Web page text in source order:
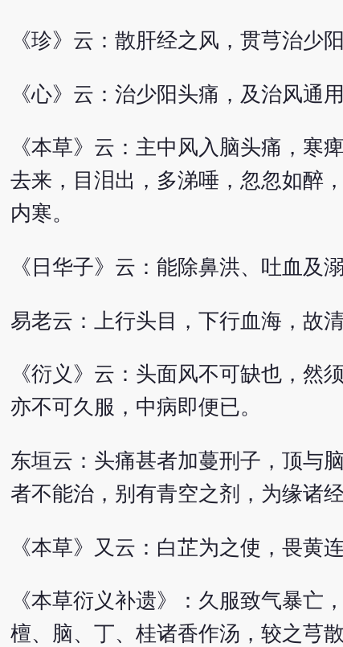
《珍》云：散肝经之风，贯芎治少
《心》云：治少阳头痛，及治风通用
《本草》云：主中风入脑头痛，寒
去来，目泪出，多涕唾，忽忽如醉
内寒。
《日华子》云：能除鼻洪、吐血及
易老云：上行头目，下行血海，故
《衍义》云：头面风不可缺也，然
亦不可久服，中病即便已。
东垣云：头痛甚者加蔓刑子，顶与
者不能治，别有青空之剂，为缘诸
《本草》又云：白芷为之使，畏黄连
《本草衍义补遗》：久服致气暴亡
檀、脑、丁、桂诸香作汤，较之芎